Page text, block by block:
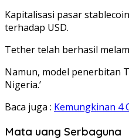
Kapitalisasi pasar
terhadap USD.
Tether telah berhasil
Namun, model penerbitan
Nigeria.’
Baca juga : Kemungkinan 4
Mata uang Serbaguna